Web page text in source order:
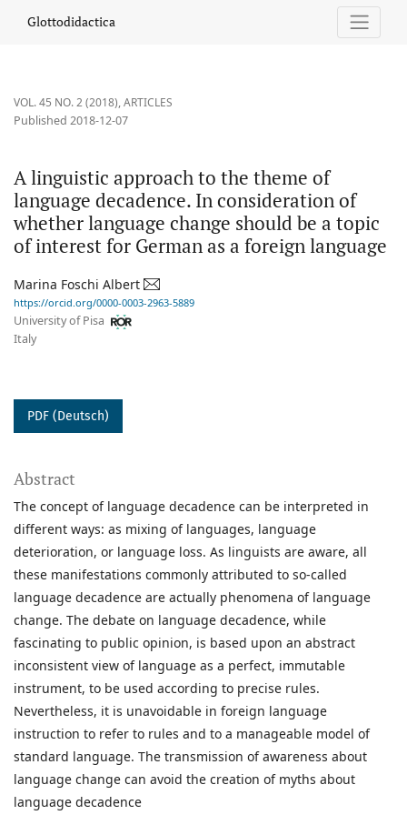
A linguistic approach to the theme of language decadence.
Glottodidactica
VOL. 45 NO. 2 (2018),ARTICLES
A linguistic approach to the theme of
language decadence. In consideration of
whether language change should be a topic
of interest for German as a foreign language
Published 2018-12-07
Marina Foschi Albert
https://orcid.org/0000-0003-2963-5889
University of Pisa
Italy
PDF (Deutsch)
Abstract
The concept of language decadence can be interpreted in
different ways: as mixing of languages, language
deterioration, or language loss. As linguists are aware, all
these manifestations commonly attributed to so-called
language decadence are actually phenomena of language
change. The debate on language decadence, while
fascinating to public opinion, is based upon an abstract
inconsistent view of language as a perfect, immutable
instrument, to be used according to precise rules.
Nevertheless, it is unavoidable in foreign language
instruction to refer to rules and to a manageable model of
standard language. The transmission of awareness about
language change can avoid the creation of myths about
language decadence